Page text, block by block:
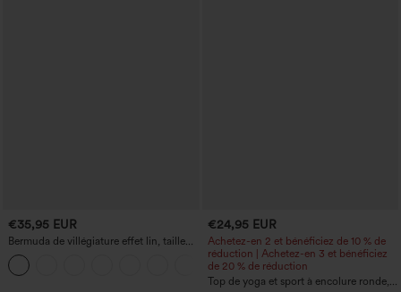
€35,95 EUR
Bermuda de villégiature effet lin, taille
haute, ourlet roulotté, longueur 10'' avec
poches
+3
€24,95 EUR
Achetez-en 2 et bénéficiez de 10 % de
réduction | Achetez-en 3 et bénéficiez
de 20 % de réduction
Top de yoga et sport à encolure ronde,